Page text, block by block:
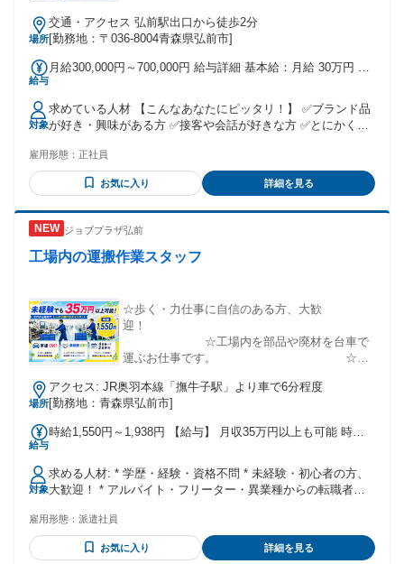
場所
交通・アクセス 弘前駅出口から徒歩2分
[勤務地：〒036-8004青森県弘前市]
給与
月給300,000円～700,000円 給与詳細 基本給：月給 30万円 〜
れる通勤・皆勤・家族手当金額：なし 全員に一律で支払われ
るその他手当金額：なし 毎月歩合による特別ボーナス支給あ
り（個人実績による） 【賞与】 夏・冬 ※個人の成績による
【昇給】 随時
対象
求めている人材 【こんなあなたにピッタリ！】 ✅ブランド品
が好き・興味がある方 ✅接客や会話が好きな方 ✅とにかく稼
りのできる方 【歓迎条件】 ✅学歴・経験不問（業界・職種未
経験OK） ✅新卒歓迎（2026年大学・専門・短大卒） ✅第二
新卒歓迎 ✅社会人経験10年以上歓迎 ✅フリーター歓迎 ✅職歴
者の方も歓迎 ◆実務経験不問 未経験でもしっかり活躍できる
よう、丁寧にレクチャーします◎ 年齢の条件と理由：あり
（例外事由3号のイ・50歳未満（長期勤続によるキャリア形成
雇用形態： 正社員
お気に入り 詳細を見る
ジョブプラザ弘前
工場内の運搬作業スタッフ
☆歩く・力仕事に自信のある方、大歓
迎！
☆工場内を部品や廃材を台車で
運ぶお仕事です。 ☆短
場所
アクセス: JR奥羽本線「撫牛子駅」より車で6分程度
[勤務地：青森県弘前市]
給与
時給1,550円～1,938円 【給与】 月収35万円以上も可能 時給
40h+深夜56.66h+交通費） 【ポイント】 ・ 時給1,550～
1,938円 ・ 交通費、別途支給！ ・ マイカー通勤OK！（無
料駐車場あり） ・ 未経験OK！ ・ 歩く、力仕事に自信の
ある方、大歓迎！ ・ 優しく教えてもらえるので安心です。
・ 事前の工場見学あり。実際のお仕事を見てから決められ
対象
求める人材: * 学歴・経験・資格不問 * 未経験・初心者の方、
大歓迎！ * アルバイト・フリーター・異業種からの転職者な
に従事する為） * Iターン・Uターン希望者も歓迎します！
雇用形態： 派遣社員
お気に入り 詳細を見る